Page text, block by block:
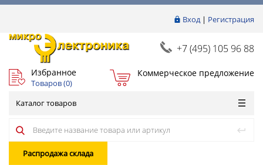
Вход| Регистрация
+7 (495) 105 96 88
Избранное
Товаров (0)
Коммерческое предложение
Каталог товаров
Распродажа склада